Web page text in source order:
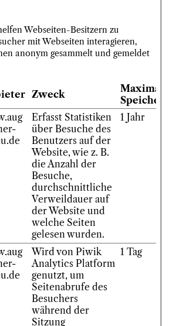
Webseiten-Besitzern zu
mit Webseiten interagieren,
anonym gesammelt und gemeldet
Zweck
Maximale
Erfasst Statistiken
über Besuche des
Benutzers auf der
Website, wie z. B.
die Anzahl der
Besuche,
durchschnittliche
Verweildauer auf
der Website und
welche Seiten
gelesen wurden.
1 Jahr
Wird von Piwik
Analytics Platform
genutzt, um
Seitenabrufe des
Besuchers
während der
Sitzung
1 Tag